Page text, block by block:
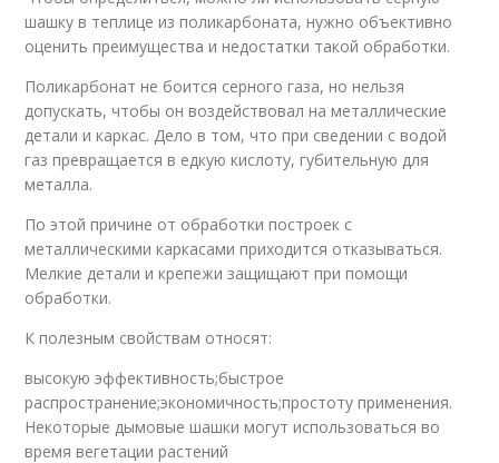
шашку в теплице из поликарбоната, нужно объективно
оценить преимущества и недостатки такой обработки.
Поликарбонат не боится серного газа, но нельзя
допускать, чтобы он воздействовал на металлические
детали и каркас. Дело в том, что при сведении с водой
газ превращается в едкую кислоту, губительную для
металла.
По этой причине от обработки построек с
металлическими каркасами приходится отказываться.
Мелкие детали и крепежи защищают при помощи
обработки.
К полезным свойствам относят:
высокую эффективность;быстрое
распространение;экономичность;простоту применения.
Некоторые дымовые шашки могут использоваться во
время вегетации растений